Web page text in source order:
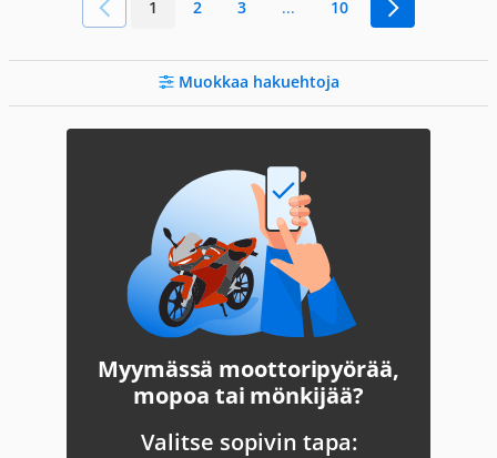
1 2 3 ... 10
Muokkaa hakuehtoja
Myymässä moottoripyörää,
mopoa tai mönkijää?
Valitse sopivin tapa: